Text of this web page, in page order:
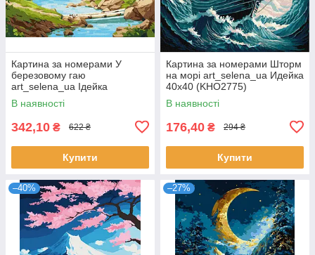
Картина за номерами У
березовому гаю
art_selena_ua Ідейка
(KHO6341)
В наявності
342,10 ₴ 622 ₴
Купити
Картина за номерами Шторм
на морі art_selena_ua Идейка
40х40 (KHO2775)
В наявності
176,40 ₴ 294 ₴
Купити
–40% –27%